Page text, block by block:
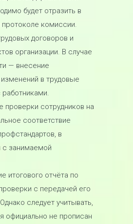
будет отразить в
комиссии.
договоров и
организации. В случае
— внесение
в трудовые
проверки сотрудников на
соответствие
в
с занимаемой
итогового отчёта по
с передачей его
следует учитывать,
официально не прописан